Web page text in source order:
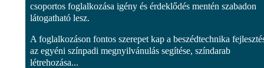
csoportos foglalkozása igény és érdeklődés mentén szabadon
látogatható lesz.
A foglalkozáson fontos szerepet kap a beszédtechnika
az egyéni színpadi megnyilvánulás segítése, színdarab
létrehozása...